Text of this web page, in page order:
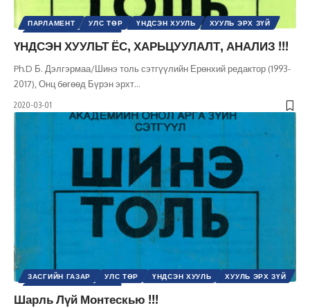
ПАРЛАМЕНТ УЛС ТӨР ҮНДСЭН ХУУЛЬ
ХУУЛЬ ЭРХ ЗҮЙ
ҮНДСЭН ХУУЛЬТ ЁС, ХАРЬЦУУЛАЛТ, АНАЛИЗ !!!
Ph.D Б. Дэлгэрмаа/Шинэ толь сэтгүүлийн Ерөнхий редактор (1993-
2017), Онц бөгөөд Бүрэн эрхт…
2020-03-01
ЗАСГИЙН ГАЗАР УЛС ТӨР ҮНДСЭН ХУУЛЬ
ХУУЛЬ ЭРХ ЗҮЙ
Шарль Лүй Монтескью !!!